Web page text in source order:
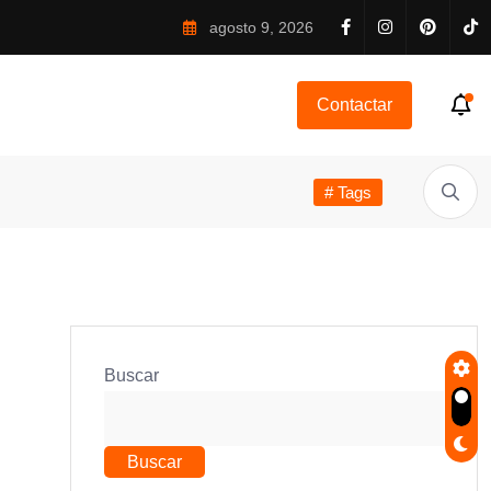
agosto 9, 2026
Contactar
# Tags
Buscar
Buscar